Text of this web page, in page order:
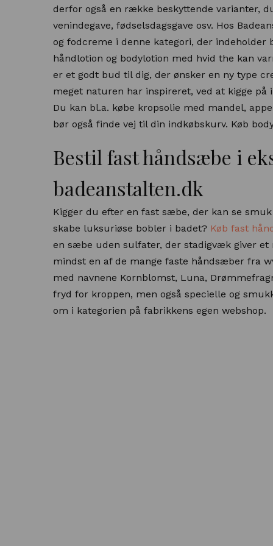
derfor også en række beskyttende varianter,
venindegave, fødselsdagsgave osv. Hos
og fodcreme i denne kategori, der indeholder
håndlotion og bodylotion med hvid the kan
er et godt bud til dig, der ønsker en ny type
meget naturen har inspireret, ved at kigge
Du kan bl.a. købe kropsolie med mandel,
bør også finde vej til din indkøbskurv. Køb
Bestil fast håndsæbe i
badeanstalten.dk
Kigger du efter en fast sæbe, der kan se
skabe luksuriøse bobler i badet? Køb fast
en sæbe uden sulfater, der stadigvæk giver
mindst en af de mange faste håndsæber fra
med navnene Kornblomst, Luna,
fryd for kroppen, men også specielle og
om i kategorien på fabrikkens egen webshop.